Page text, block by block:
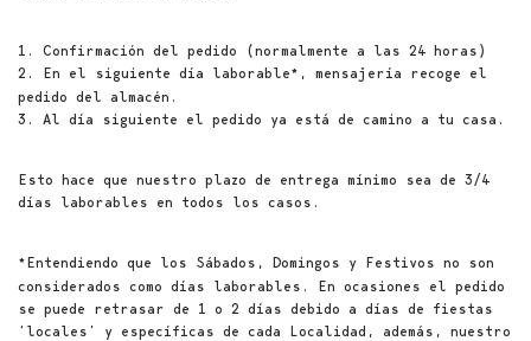
1. Confirmación del pedido (normalmente a las 24 horas)
2. En el siguiente día laborable* , mensajería recoge el
pedido del almacén.
3. Al día siguiente el pedido ya está de camino a tu casa.
Esto hace que nuestro plazo de entrega mínimo sea de 3/4
días laborables en todos los casos.
*Entendiendo que los Sábados, Domingos y Festivos no son
considerados como días laborables. En ocasiones el pedido
se puede retrasar de 1 o 2 días debido a días de fiestas
‘locales’ y específicas de cada Localidad, además, nuestro